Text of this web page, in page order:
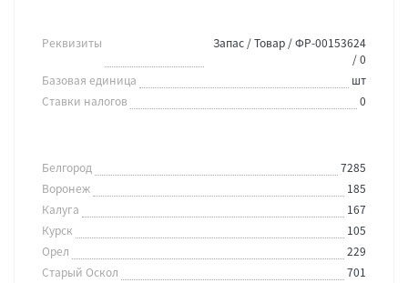
Реквизиты
Запас / Товар / ФР-00153624
/ 0
Базовая единица
шт
Ставки налогов
0
Белгород
7285
Воронеж
185
Калуга
167
Курск
105
Орел
229
Старый Оскол
701